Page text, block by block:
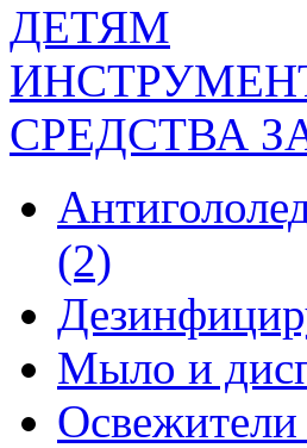
ДЕТЯМ
СРЕДСТВА
(2)
Мыло и